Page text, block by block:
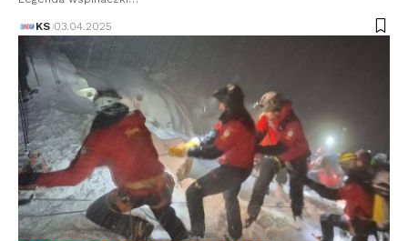
KS 03.04.2025